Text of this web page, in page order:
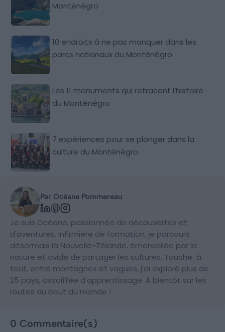
Monténégro
10 endroits à ne pas manquer dans les
parcs nationaux du Monténégro
Les 11 monuments qui retracent l’histoire
du Monténégro
7 expériences pour se plonger dans la
culture du Monténégro
Par Océane Pommereau
Je suis Océane, passionnée de découvertes et
d'aventures. Infirmière de formation, je parcours
désormais la Nouvelle-Zélande, émerveillée par la
nature et avide de partager les cultures. Touche-à-
tout, entre montagnes et vagues, j'ai exploré plus de
25 pays, assoiffée d'apprentissage. À bientôt sur les
routes du bout du monde !
0 Commentaire(s)